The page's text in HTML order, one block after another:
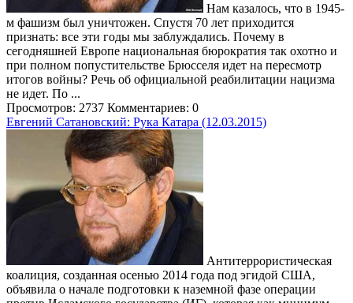
Нам казалось, что в 1945-
м фашизм был уничтожен. Спустя 70 лет приходится
признать: все эти годы мы заблуждались. Почему в
сегодняшней Европе национальная бюрократия так охотно и
при полном попустительстве Брюсселя идет на пересмотр
итогов войны? Речь об официальной реабилитации нацизма
не идет. По ...
Просмотров: 2737 Комментариев: 0
Евгений Сатановский: Рука Катара (12.03.2015)
Антитеррористическая
коалиция, созданная осенью 2014 года под эгидой США,
объявила о начале подготовки к наземной фазе операции